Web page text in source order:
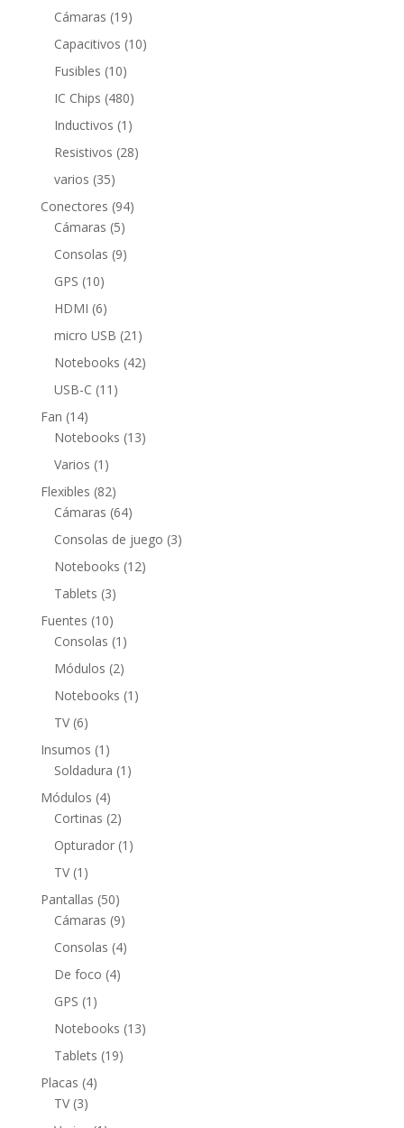
Cámaras 1919
productos
Capacitivos 1010
Fusibles 1010
productos
IC Chips 480480
productos
Inductivos 1 1
producto
Resistivos 2828
varios 3535
productos
Conectores 9494
Cámaras 55
productos
Consolas 99
GPS 1010
productos
HDMI 66
productos
micro USB 21 21
productos
Notebooks 4242
USB-C 11 11
Fan 1414
productos
Notebooks 1313
Varios 1 1
producto
Flexibles 8282
productos
Cámaras 6464
productos
Consolas de juego 33
Notebooks 1212
Tablets 33
productos
Fuentes 1010
productos
Consolas 1 1
producto
Módulos 22
productos
Notebooks 1 1
TV 66
productos
Insumos 1 1
producto
Soldadura 1 1
Módulos 44
productos
Cortinas 22
productos
Opturador 1 1
TV 1 1
producto
Pantallas 5050
productos
Cámaras 99
productos
Consolas 44
De foco 44
GPS 1 1
producto
Notebooks 1313
Tablets 1919
Placas 44
TV 33
productos